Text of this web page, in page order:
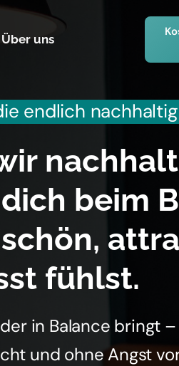
Über uns
endlich nachhaltig
beim
fühlst.
in Balance bringt
und ohne Angst